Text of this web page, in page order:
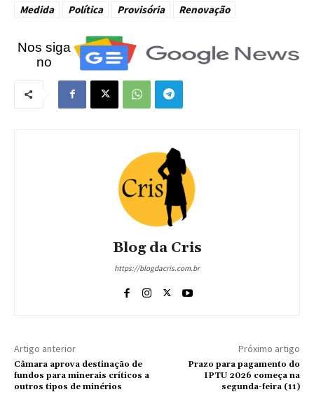
Medida Política Provisória Renovação
Nos siga
no
Blog da Cris
https://blogdacris.com.br
Artigo anterior
Câmara aprova destinação de
fundos para minerais críticos a
outros tipos de minérios
Próximo artigo
Prazo para pagamento do
IPTU 2026 começa na
segunda-feira (11)